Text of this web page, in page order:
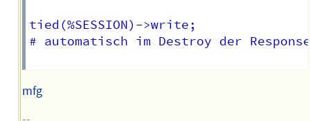
tied(%SESSION)->write;
# automatisch im Destroy der
mfg